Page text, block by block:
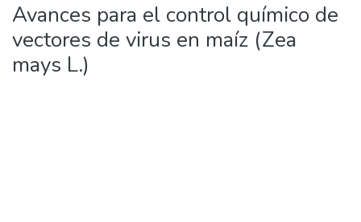
Avances para el control químico de
vectores de virus en maíz (Zea
mays L.)